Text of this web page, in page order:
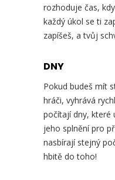
rozhoduje čas,
každý úkol se ti
zapíšeš, a tvůj
DNY
Pokud budeš mít
hráči, vyhrává
počítají dny, které
jeho splnění pro
nasbírají stejný
hbitě do toho!